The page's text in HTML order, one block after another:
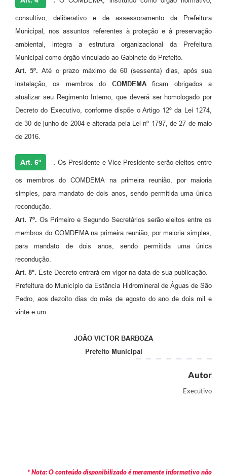
consultivo, deliberativo e de assessoramento da Prefeitura
Municipal, nos assuntos referentes à proteção e à preservação
ambiental, integra a estrutura organizacional da Prefeitura
Municipal como órgão vinculado ao Gabinete do Prefeito.
Art. 5º.Até o prazo máximo de 60 (sessenta) dias, após sua
instalação, os membros do COMDEMAficam obrigados a
atualizar seu Regimento Interno, que deverá ser homologado por
Decreto do Executivo, conforme dispõe o Artigo 12º da Lei 1274,
de 30 de junho de 2004 e alterada pela Lei nº 1797, de 27 de maio
de 2016.
Art. 6º . Os Presidente e Vice-Presidente serão eleitos entre
os membros do COMDEMA na primeira reunião, por maioria
simples, para mandato de dois anos, sendo permitida uma única
recondução.
Art. 7º. Os Primeiro e Segundo Secretários serão eleitos entre os
membros do COMDEMA na primeira reunião, por maioria simples,
para mandato de dois anos, sendo permitida uma única
recondução.
Art. 8º. Este Decreto entrará em vigor na data de sua publicação.
Prefeitura do Município da Estância Hidromineral de Águas de São
Pedro, aos dezoito dias do mês de agosto do ano de dois mil e
vinte e um.
JOÃO VICTOR BARBOZA
Prefeito Municipal
Autor
Executivo
* Nota: O conteúdo disponibilizado é meramente informativo não